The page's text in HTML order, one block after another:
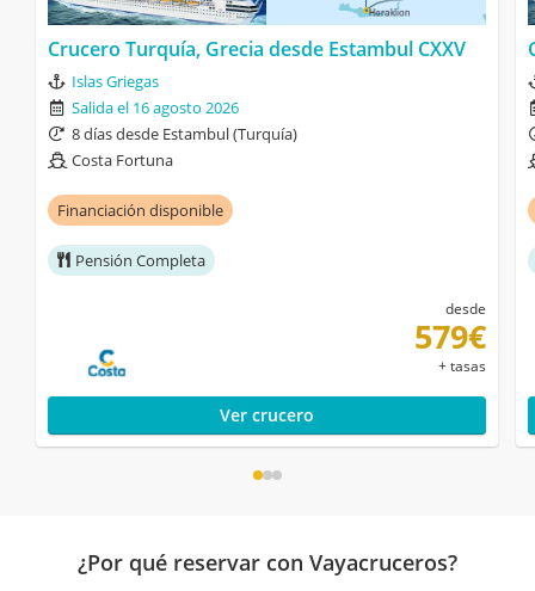
Crucero Turquía, Grecia desde Estambul CXXV
Islas Griegas
Salida el 16 agosto 2026
8 días desde Estambul (Turquía)
Costa Fortuna
Financiación disponible
Pensión Completa
desde
579€
+ tasas
Ver crucero
¿Por qué reservar con Vayacruceros?